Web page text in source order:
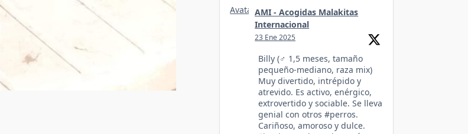
AvatarAMI - Acogidas Malakitas
Internacional
23 Ene 2025
Billy (♂️ 1,5 meses, tamaño
pequeño-mediano, raza mix)
Muy divertido, intrépido y
atrevido. Es activo, enérgico,
extrovertido y sociable. Se lleva
genial con otros #perros.
Cariñoso, amoroso y dulce.